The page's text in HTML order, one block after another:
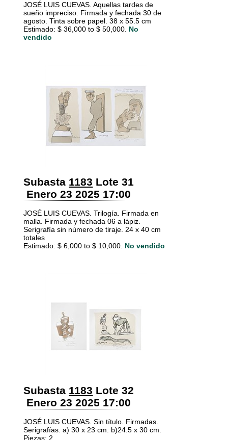
JOSÉ LUIS CUEVAS. Aquellas tardes de
sueño impreciso. Firmada y fechada 30 de
agosto. Tinta sobre papel. 38 x 55.5 cm
Estimado: $ 36,000 to $ 50,000. No
vendido
Subasta 1183 Lote 31
Enero 23 2025 17:00
JOSÉ LUIS CUEVAS. Trilogía. Firmada en
malla. Firmada y fechada 06 a lápiz.
Serigrafía sin número de tiraje. 24 x 40 cm
totales
Estimado: $ 6,000 to $ 10,000. No vendido
Subasta 1183 Lote 32
Enero 23 2025 17:00
JOSÉ LUIS CUEVAS. Sin título. Firmadas.
Serigrafías. a) 30 x 23 cm. b)24.5 x 30 cm.
Piezas: 2